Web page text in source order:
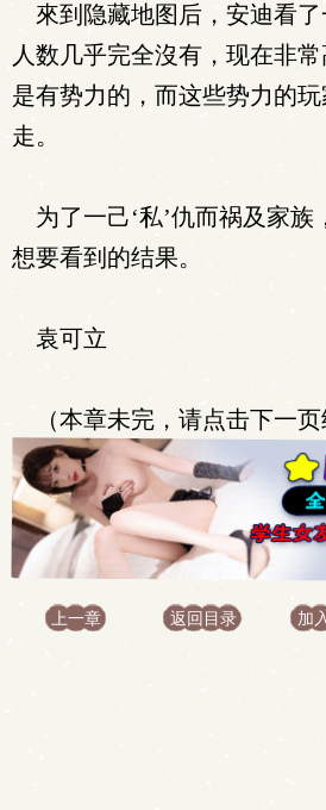
來到隐藏地图后，安迪看了
人数几乎完全沒有，现在非
是有势力的，而这些势力的
走。
为了一己‘私’仇而祸及家族
想要看到的结果。
袁可立
（本章未完，请点击下一页
上一章 返回目录 加